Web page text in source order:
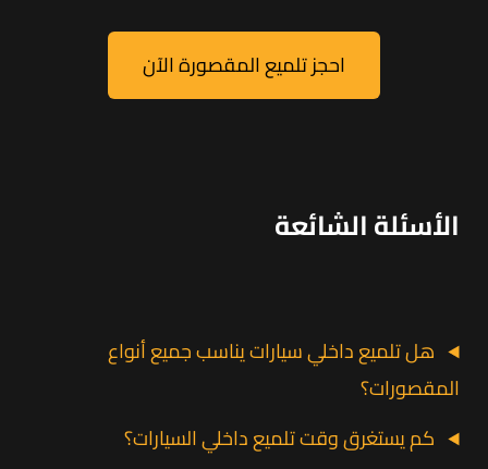
احجز تلميع المقصورة الآن
الأسئلة الشائعة
هل تلميع داخلي سيارات يناسب جميع أنواع
المقصورات؟
كم يستغرق وقت تلميع داخلي السيارات؟